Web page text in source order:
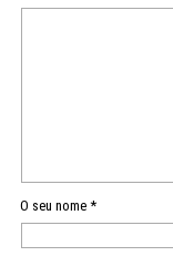
O seu nome *